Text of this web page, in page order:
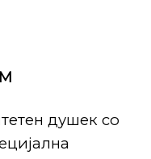
душек со